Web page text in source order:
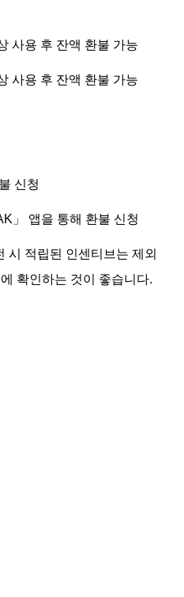
사용 후 잔액 환불 가능
사용 후 잔액 환불 가능
신청
」 앱을 통해 환불 신청
시 적립된 인센티브는 제외
확인하는 것이 좋습니다.